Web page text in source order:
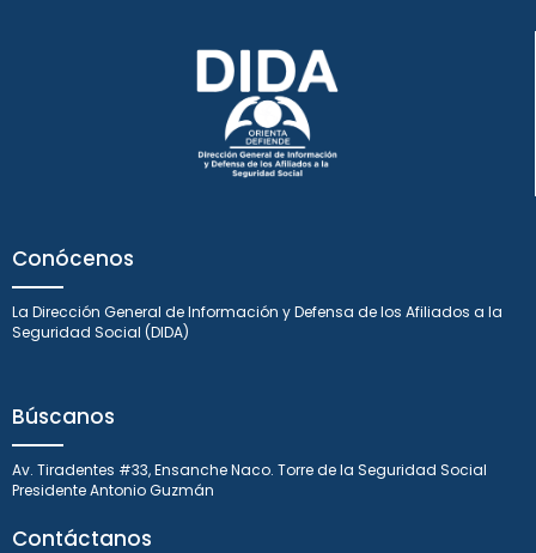
Conócenos
La Dirección General de Información y Defensa de los Afiliados a la
Seguridad Social (DIDA)
Búscanos
Av. Tiradentes #33, Ensanche Naco. Torre de la Seguridad Social
Presidente Antonio Guzmán
Contáctanos